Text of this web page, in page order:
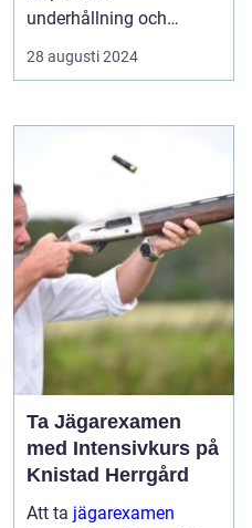
underhållning och
spänning. De erbjuder en
värld där lyckan kan
kortlek, det snurrande
roulettehjulet eller en
enarmad bandits
blinkande ljus. I de...
28 augusti 2024
Ta Jägarexamen
med Intensivkurs på
Knistad Herrgård
Att ta jägarexamen